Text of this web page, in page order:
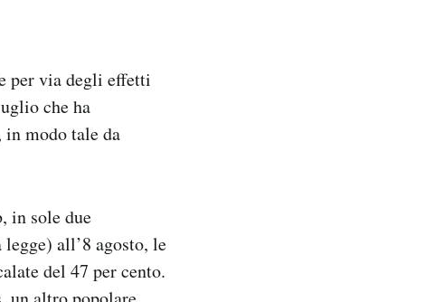
per via degli effetti
che ha
modo tale da
in sole due
all’8 agosto, le
del 47 per cento.